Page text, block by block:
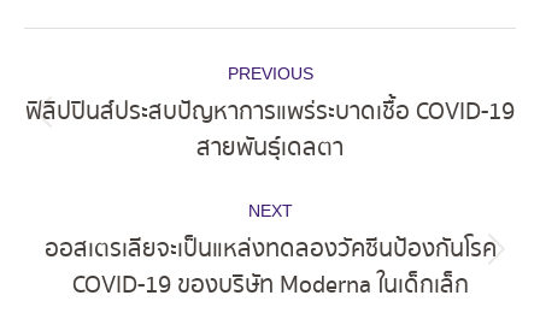
navigation
PREVIOUS
post:
ฟิลิปปินส์ประสบปัญหาการแพร่ระบาดเชื้อ COVID-19
สายพันธุ์เดลตา
NEXT
post:
ออสเตรเลียจะเป็นแหล่งทดลองวัคซีนป้องกันโรค
COVID-19 ของบริษัท Moderna ในเด็กเล็ก